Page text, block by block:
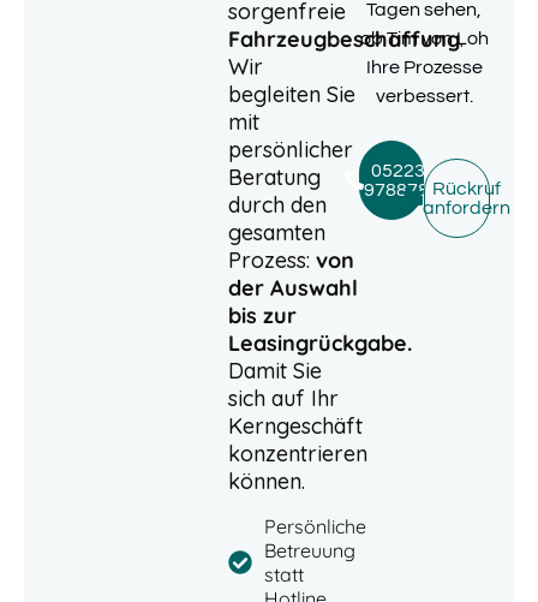
sorgenfreie
Fahrzeugbeschaffung.
Wir
begleiten Sie
mit
persönlicher
Beratung
durch den
gesamten
Prozess: von
der Auswahl
bis zur
Leasingrückgabe.
Damit Sie
sich auf Ihr
Kerngeschäft
konzentrieren
können.
Persönliche
Betreuung
statt
Tagen sehen,
ob Tim von Loh
Ihre Prozesse
verbessert.
05223-
9788780Rückruf
anfordern